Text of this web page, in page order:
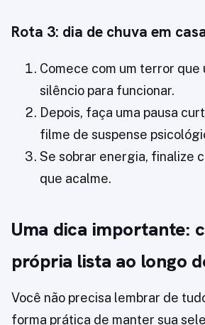
Rota 3: dia de chuva em
Comece com um terror que
silêncio para funcionar.
Depois, faça uma pausa
filme de suspense
Se sobrar energia, finalize
que acalme.
Uma dica importante:
própria lista ao longo
Você não precisa lembrar de
forma prática de manter sua